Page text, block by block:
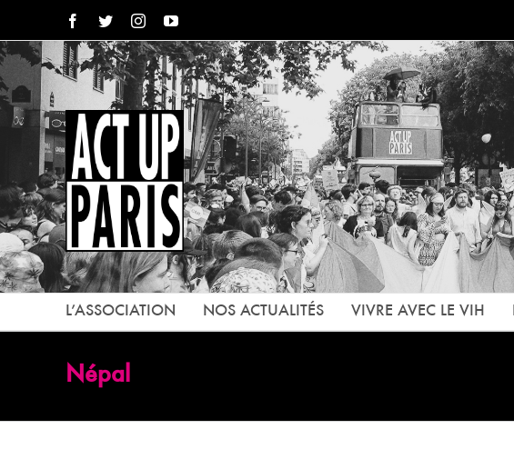
contenu
Facebook
TwitterInstagramYouTube
L’ASSOCIATION NOS ACTUALITÉS VIVRE AVEC LE VIH
Népal